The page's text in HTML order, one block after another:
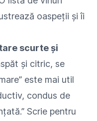
oaspeții și îi
scurte și
și citric, se
este mai util
condus de
Scrie pentru